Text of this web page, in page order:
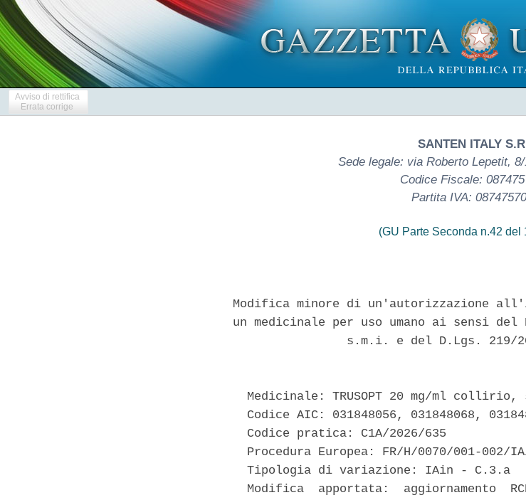
Avviso di rettifica
Errata corrige
SANTEN ITALY
Sede legale: via Roberto Lepetit,
Codice Fiscale:
Partita IVA:
(GU Parte Seconda n.42 del
Modifica minore di un'autorizzazione
un medicinale per uso umano ai sensi del
s.m.i. e del D.Lgs. 219/
Medicinale: TRUSOPT 20 mg/ml collirio,
Codice AIC: 031848056, 031848068,
  Codice pratica: C1A/2026/635
Procedura Europea: FR/H/0070/001-002/
  Tipologia di variazione: IAin - C.3.a
Modifica  apportata:  aggiornamento